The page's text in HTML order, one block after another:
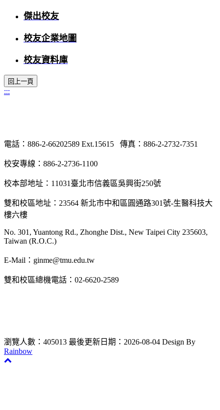
傑出校友
校友企業地圖
校友資料庫
:::
電話：886-2-66202589 Ext.15615 傳真：886-2-2732-7351
校安專線：886-2-2736-1100
校本部地址：11031臺北市信義區吳興街250號
雙和校區地址：23564 新北市中和區圓通路301號-生醫科技大
樓六樓
No. 301, Yuantong Rd., Zhonghe Dist., New Taipei City 235603,
Taiwan (R.O.C.)
E-Mail：ginme@tmu.edu.tw
雙和校區總機電話：02-6620-2589
瀏覽人數：405013 最後更新日期：2026-08-04 Design By
Rainbow